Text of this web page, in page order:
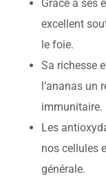
Grâce à ses
excellent
le foie.
Sa richesse
l’ananas un
immunitaire.
Les
nos cellules
générale.